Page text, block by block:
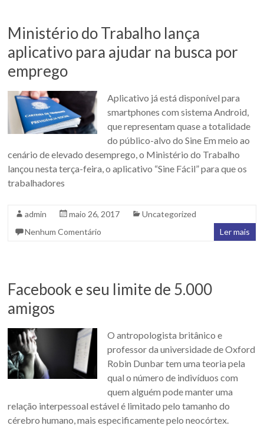
Ministério do Trabalho lança
aplicativo para ajudar na busca por
emprego
Aplicativo já está disponível para
smartphones com sistema Android,
que representam quase a totalidade
do público-alvo do Sine Em meio ao
cenário de elevado desemprego, o Ministério do Trabalho
lançou nesta terça-feira, o aplicativo “Sine Fácil” para que os
trabalhadores
admin maio 26, 2017
Uncategorized
Nenhum Comentário
Ler mais
Facebook e seu limite de 5.000
amigos
O antropologista britânico e
professor da universidade de Oxford
Robin Dunbar tem uma teoria pela
qual o número de indivíduos com
quem alguém pode manter uma
relação interpessoal estável é limitado pelo tamanho do
cérebro humano, mais especificamente pelo neocórtex.